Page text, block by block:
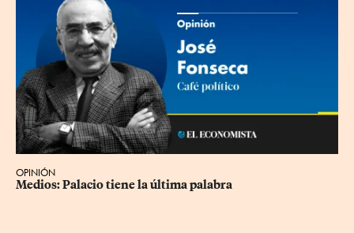
OPINIÓN
Medios: Palacio tiene la última palabra